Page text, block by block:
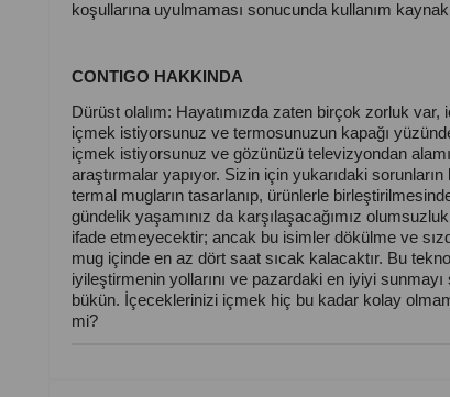
koşullarına uyulmaması sonucunda kullanım
CONTIGO HAKKINDA
Dürüst olalım: Hayatımızda zaten birçok zorluk var,
içmek istiyorsunuz ve termosunuzun kapağı
içmek istiyorsunuz ve gözünüzü televizyondan
araştırmalar yapıyor. Sizin için yukarıdaki
termal mugların tasarlanıp, ürünlerle
gündelik yaşamınız da karşılaşacağımız
ifade etmeyecektir; ancak bu isimler dökülme ve
mug içinde en az dört saat sıcak kalacaktır. Bu
iyileştirmenin yollarını ve pazardaki en iyiyi
bükün. İçeceklerinizi içmek hiç bu kadar kolay
mi?